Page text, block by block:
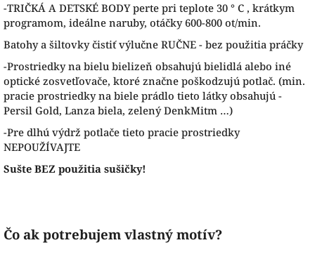
-TRIČKÁ A DETSKÉ BODY perte pri teplote 30 ° C , krátkym
programom, ideálne naruby, otáčky 600-800 ot/min.
Batohy a šiltovky čistiť výlučne RUČNE - bez použitia práčky
-Prostriedky na bielu bielizeň obsahujú bielidlá alebo iné
optické zosvetľovače, ktoré značne poškodzujú potlač. (min.
pracie prostriedky na biele prádlo tieto látky obsahujú -
Persil Gold, Lanza biela, zelený DenkMitm …)
-Pre dlhú výdrž potlače tieto pracie prostriedky
NEPOUŽÍVAJTE
Sušte BEZ použitia sušičky!
Čo ak potrebujem vlastný motív?